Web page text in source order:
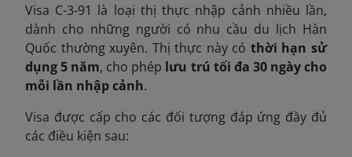
Visa C-3-91 là loại thị thực nhập cảnh nhiều lần,
dành cho những người có nhu cầu du lịch Hàn
Quốc thường xuyên. Thị thực này có thời hạn sử
dụng 5 năm, cho phép lưu trú tối đa 30 ngày cho
mỗi lần nhập cảnh.
Visa được cấp cho các đối tượng đáp ứng đầy đủ
các điều kiện sau: